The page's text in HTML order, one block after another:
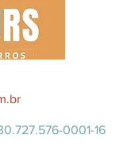
0001-16